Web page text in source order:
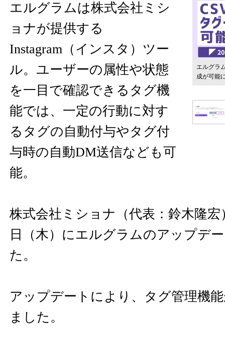
エルグラ
成が可能
エルグラムは株式会社ミシ
ョナが提供する
Instagram（インスタ）ツー
ル。ユーザーの属性や状態
を一目で確認できるタグ機
能では、一定の行動に対す
るタグの自動付与やタグ付
与時の自動DM送信なども可
能。
株式会社ミショナ（代表：鈴木隆宏
日（木）にエルグラムのアップデ
た。
アップデートにより、タグ管理機
ました。